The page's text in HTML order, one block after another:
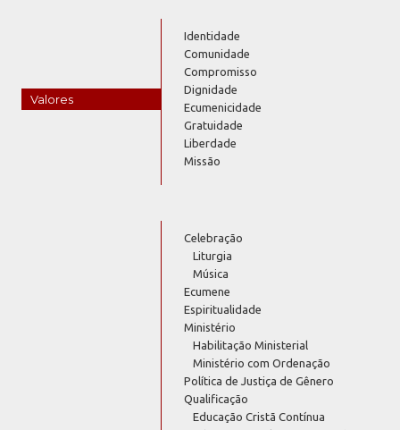
Valores
Identidade
Comunidade
Compromisso
Dignidade
Ecumenicidade
Gratuidade
Liberdade
Missão
Celebração
Liturgia
Música
Ecumene
Espiritualidade
Ministério
Habilitação Ministerial
Ministério com Ordenação
Política de Justiça de Gênero
Qualificação
Educação Cristã Contínua